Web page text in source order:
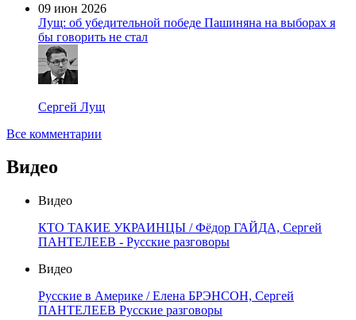
09 июн 2026
Лущ: об убедительной победе Пашиняна на выборах я
бы говорить не стал
Сергей Лущ
Все комментарии
Видео
Видео
КТО ТАКИЕ УКРАИНЦЫ / Фёдор ГАЙДА, Сергей
ПАНТЕЛЕЕВ - Русские разговоры
Видео
Русские в Америке / Елена БРЭНСОН, Сергей
ПАНТЕЛЕЕВ Русские разговоры